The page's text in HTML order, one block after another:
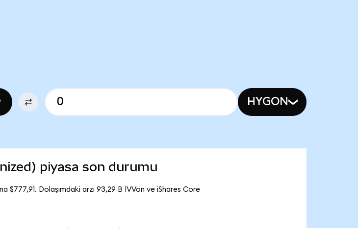
HYGON
piyasa son durumu
$777,91. Dolaşımdaki arzı 93,29 B IVVon ve iShares Core